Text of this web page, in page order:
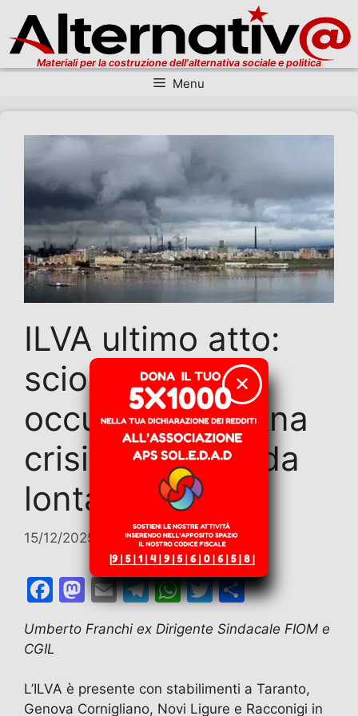
Materiali per la costruzione dell'alternativa sociale e politica
Menu
ILVA ultimo atto:
sciopero ed
occupazione. Una
crisi che viene da
lontano
15/12/2025 Umberto Franchi
F
c
b
M
a
st
d
E
m
ai
T
el
e
a
W
h
at
A
T
w
itt
C
o
n
vi
Umberto Franchi ex Dirigente Sindacale FIOM e
CGIL
L’ILVA è presente con stabilimenti a Taranto,
Genova Cornigliano, Novi Ligure e Racconigi in
✕